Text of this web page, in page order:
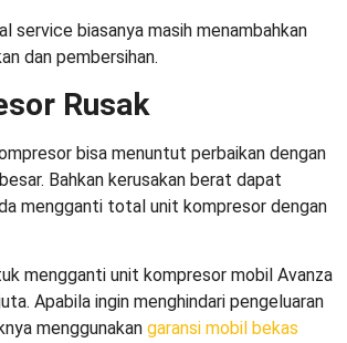
service biasanya masih menambahkan
dan pembersihan.
Rusak
bisa menuntut perbaikan dengan
Bahkan kerusakan berat dapat
mengganti total unit kompresor dengan
mengganti unit kompresor mobil Avanza
Apabila ingin menghindari pengeluaran
menggunakan garansi mobil bekas